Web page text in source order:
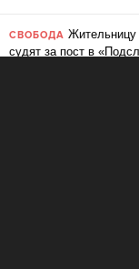
СВОБОДА Жительницу
судят за пост в